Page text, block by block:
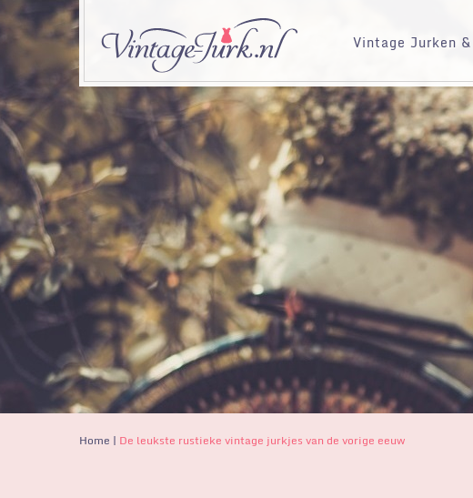
Vintage Jurken
Home | De leukste rustieke vintage jurkjes van de vorige eeuw